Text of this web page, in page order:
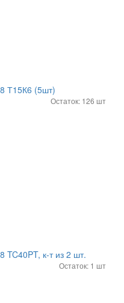
Т15К6 (5шт)
Остаток: 126 шт
TC40PT, к-т из 2 шт.
Остаток: 1 шт